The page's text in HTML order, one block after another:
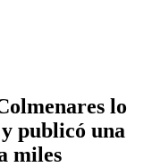
lo
publicó una
miles